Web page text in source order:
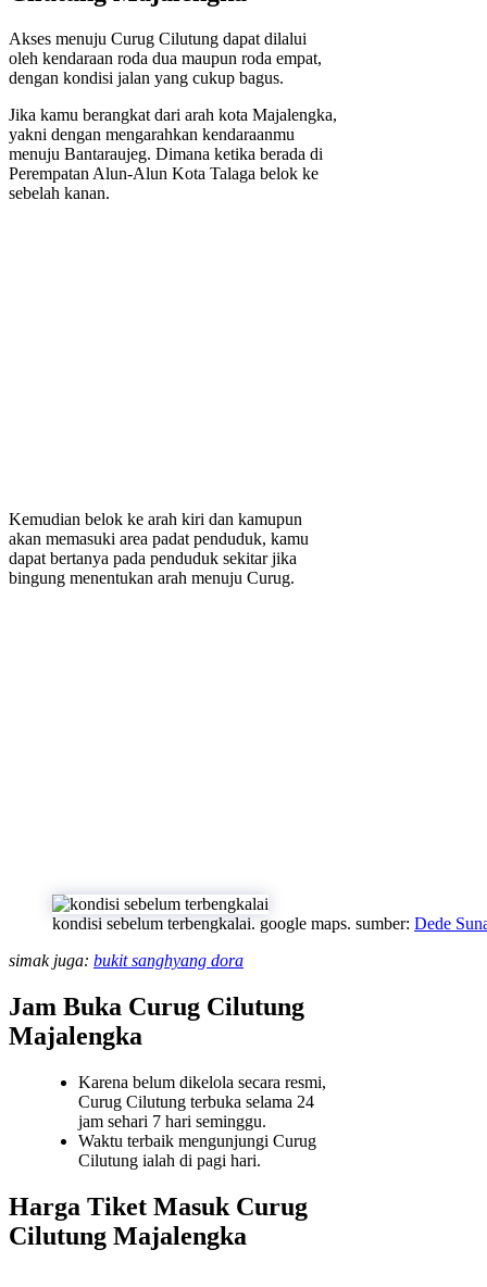
Akses menuju Curug Cilutung dapat dilalui
oleh kendaraan roda dua maupun roda empat,
dengan kondisi jalan yang cukup bagus.
Jika kamu berangkat dari arah kota Majalengka,
yakni dengan mengarahkan kendaraanmu
menuju Bantaraujeg. Dimana ketika berada di
Perempatan Alun-Alun Kota Talaga belok ke
sebelah kanan.
Kemudian belok ke arah kiri dan kamupun
akan memasuki area padat penduduk, kamu
dapat bertanya pada penduduk sekitar jika
bingung menentukan arah menuju Curug.
kondisi sebelum terbengkalai. google maps. sumber: Dede
simak juga: bukit sanghyang dora
Jam Buka Curug Cilutung
Majalengka
Karena belum dikelola secara resmi,
Curug Cilutung terbuka selama 24
jam sehari 7 hari seminggu.
Waktu terbaik mengunjungi Curug
Cilutung ialah di pagi hari.
Harga Tiket Masuk Curug
Cilutung Majalengka